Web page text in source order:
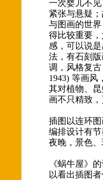
一次婴儿不
紧张与悬疑
与图画的世
得比较重要
感，可以说
法，有石刻
调，风格复
1943) 等画风
其对植物、
画不只精致
插图以连环
编排设计有
夜晚，景色
《蜗牛屋》
以看出插图